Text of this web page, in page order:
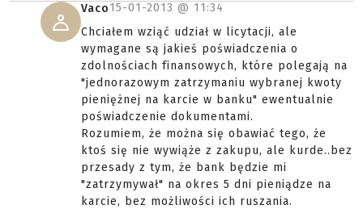
Vaco15-01-2013 @ 11:34
Chciałem wziąć udział w licytacji, ale
wymagane są jakieś poświadczenia o
zdolnościach finansowych, które polegają na
"jednorazowym zatrzymaniu wybranej kwoty
pieniężnej na karcie w banku" ewentualnie
poświadczenie dokumentami.
Rozumiem, że można się obawiać tego, że
ktoś się nie wywiąże z zakupu, ale kurde..bez
przesady z tym, że bank będzie mi
"zatrzymywał" na okres 5 dni pieniądze na
karcie, bez możliwości ich ruszania.